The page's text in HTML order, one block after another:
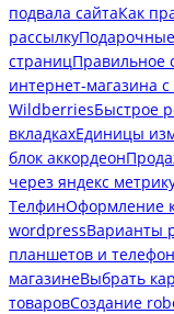
подвала сайтаКак
рассылку
страницПравильное
интернет-магазина
WildberriesБыстрое
вкладкахЕдиницы
блок аккордеон
через яндекс
ТелфинОформление
wordpressВарианты
планшетов и
магазинеВыбрать
товаровСоздание